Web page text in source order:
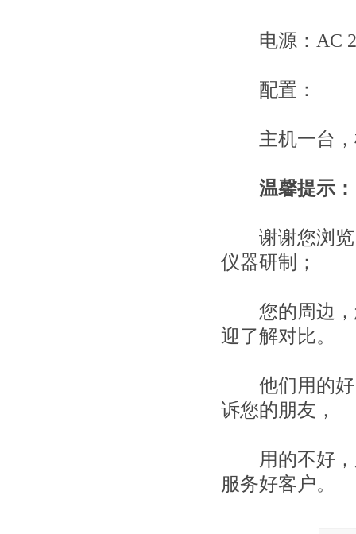
电源：AC
配置：
主机一台，
温馨提示：
谢谢您浏览
仪器研制；
您的周边，
迎了解对比。
他们用的好
诉您的朋友，
用的不好，
服务好客户。